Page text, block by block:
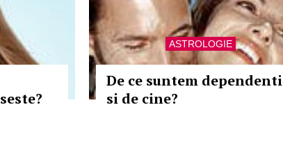
ASTROLOGIE
De ce suntem dependenti
si de cine?